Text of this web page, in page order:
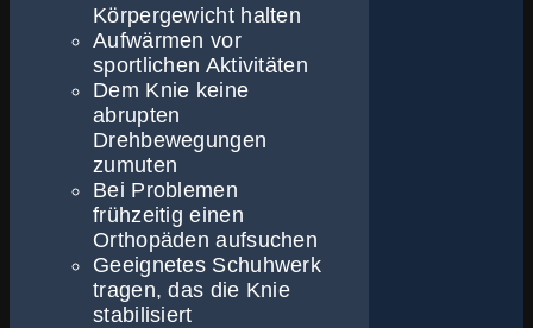
Körpergewicht halten
Aufwärmen vor
sportlichen Aktivitäten
Dem Knie keine
abrupten
Drehbewegungen
zumuten
Bei Problemen
frühzeitig einen
Orthopäden aufsuchen
Geeignetes Schuhwerk
tragen, das die Knie
stabilisiert